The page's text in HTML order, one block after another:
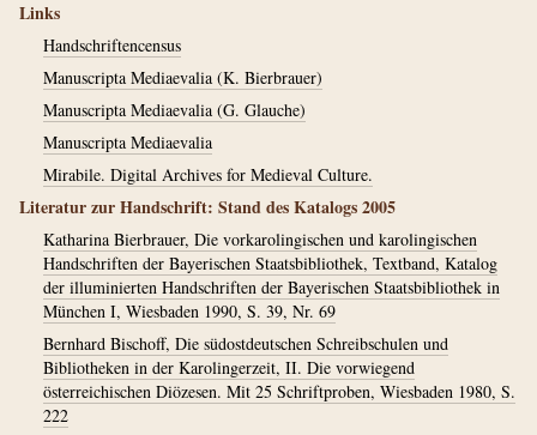
Links
Handschriftencensus
Manuscripta Mediaevalia (K. Bierbrauer)
Manuscripta Mediaevalia (G. Glauche)
Manuscripta Mediaevalia
Mirabile. Digital Archives for Medieval Culture.
Literatur zur Handschrift: Stand des Katalogs 2005
Katharina Bierbrauer, Die vorkarolingischen und karolingischen
Handschriften der Bayerischen Staatsbibliothek, Textband, Katalog
der illuminierten Handschriften der Bayerischen Staatsbibliothek in
München I, Wiesbaden 1990, S. 39, Nr. 69
Bernhard Bischoff, Die südostdeutschen Schreibschulen und
Bibliotheken in der Karolingerzeit, II. Die vorwiegend
österreichischen Diözesen. Mit 25 Schriftproben, Wiesbaden 1980, S.
222